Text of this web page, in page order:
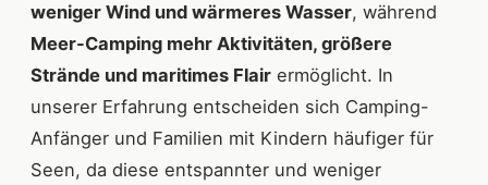
weniger Wind und wärmeres Wasser, während
Meer-Camping mehr Aktivitäten, größere
Strände und maritimes Flair ermöglicht. In
unserer Erfahrung entscheiden sich Camping-
Anfänger und Familien mit Kindern häufiger für
Seen, da diese entspannter und weniger